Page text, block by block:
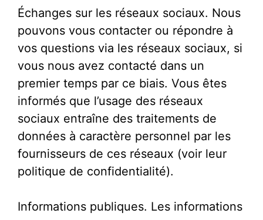
Échanges sur les réseaux sociaux. Nous
pouvons vous contacter ou répondre à
vos questions via les réseaux sociaux, si
vous nous avez contacté dans un
premier temps par ce biais. Vous êtes
informés que l’usage des réseaux
sociaux entraîne des traitements de
données à caractère personnel par les
fournisseurs de ces réseaux (voir leur
politique de confidentialité).
Informations publiques. Les informations